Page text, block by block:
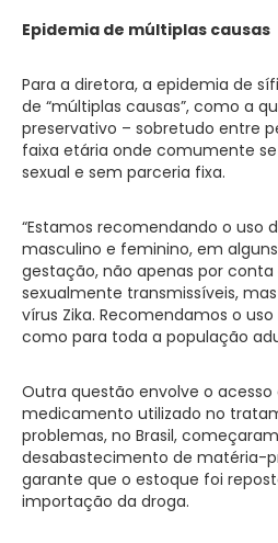
Epidemia de múltiplas causas
Para a diretora, a epidemia de
de “múltiplas causas”, como a
preservativo – sobretudo entre
faixa etária onde comumente
sexual e sem parceria fixa.
“Estamos recomendando o uso
masculino e feminino, em
gestação, não apenas por
sexualmente transmissíveis,
vírus Zika. Recomendamos o
como para toda a população
Outra questão envolve o acesso
medicamento utilizado no
problemas, no Brasil,
desabastecimento de matéria-
garante que o estoque foi
importação da droga.